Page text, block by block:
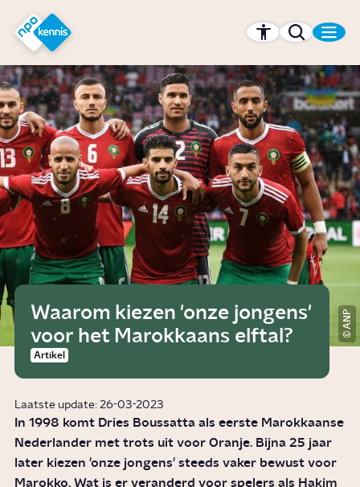
Hét kennisplatform van de NPO
ANP
Waarom kiezen 'onze jongens'
voor het Marokkaans elftal?
Artikel
Laatste update: 26-03-2023
In 1998 komt Dries Boussatta als eerste Marokkaanse
Nederlander met trots uit voor Oranje. Bijna 25 jaar
later kiezen 'onze jongens' steeds vaker bewust voor
Marokko. Wat is er veranderd voor spelers als Hakim